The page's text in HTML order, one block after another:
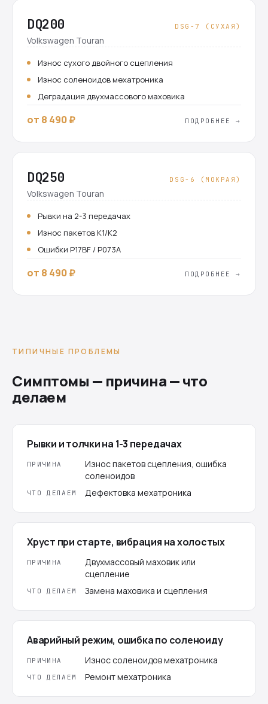
DQ200 DSG-7 (СУХАЯ)
Volkswagen Touran
Износ сухого двойного сцепления
Износ соленоидов мехатроника
Деградация двухмассового маховика
от 8 490 ₽ ПОДРОБНЕЕ →
DQ250 DSG-6 (МОКРАЯ)
Volkswagen Touran
Рывки на 2-3 передачах
Износ пакетов K1/K2
Ошибки P17BF / P073A
от 8 490 ₽ ПОДРОБНЕЕ →
ТИПИЧНЫЕ ПРОБЛЕМЫ
Симптомы — причина — что
делаем
Рывки и толчки на 1-3 передачах
ПРИЧИНА
Износ пакетов сцепления, ошибка
соленоидов
ЧТО ДЕЛАЕМ Дефектовка мехатроника
Хруст при старте, вибрация на холостых
ПРИЧИНА
Двухмассовый маховик или
сцепление
ЧТО ДЕЛАЕМ Замена маховика и сцепления
Аварийный режим, ошибка по соленоиду
ПРИЧИНА Износ соленоидов мехатроника
ЧТО ДЕЛАЕМ Ремонт мехатроника